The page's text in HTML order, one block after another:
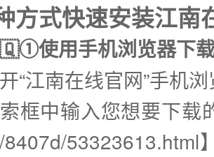
方式快速安装江南
使用手机浏览器下
“江南在线官网”手机
框中输入您想要下载
/8407d/53323613.html